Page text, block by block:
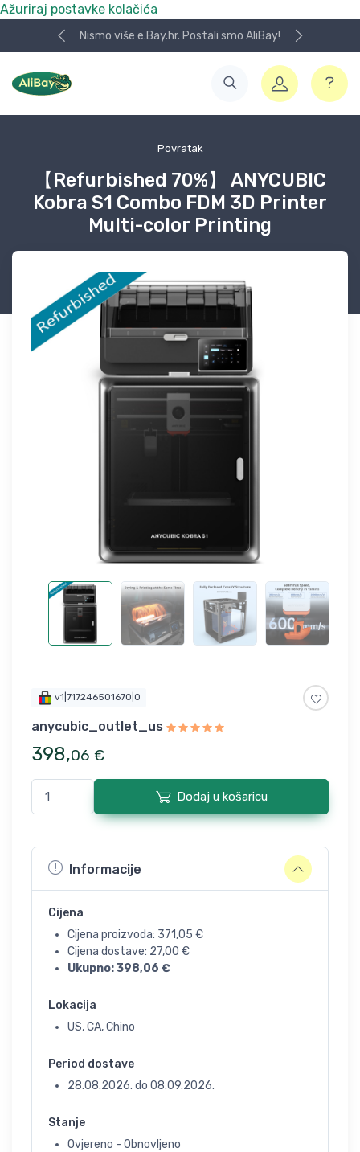
Ažuriraj postavke kolačića
Nismo više e.Bay.hr. Postali smo AliBay!
Povratak
【Refurbished 70%】 ANYCUBIC
Kobra S1 Combo FDM 3D Printer
Multi-color Printing
v1|717246501670|0
anycubic_outlet_us
398,06 €
Dodaj u košaricu
Informacije
Cijena
Cijena proizvoda: 371,05 €
Cijena dostave: 27,00 €
Ukupno:398,06 €
Lokacija
US, CA, Chino
Period dostave
28.08.2026. do 08.09.2026.
Stanje
Ovjereno - Obnovljeno